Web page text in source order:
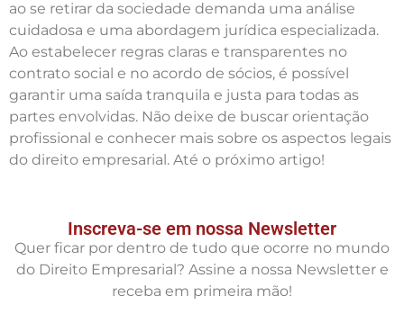
ao se retirar da sociedade demanda uma análise
cuidadosa e uma abordagem jurídica especializada.
Ao estabelecer regras claras e transparentes no
contrato social e no acordo de sócios, é possível
garantir uma saída tranquila e justa para todas as
partes envolvidas. Não deixe de buscar orientação
profissional e conhecer mais sobre os aspectos legais
do direito empresarial. Até o próximo artigo!
Inscreva-se em nossa Newsletter
Quer ficar por dentro de tudo que ocorre no mundo
do Direito Empresarial? Assine a nossa Newsletter e
receba em primeira mão!